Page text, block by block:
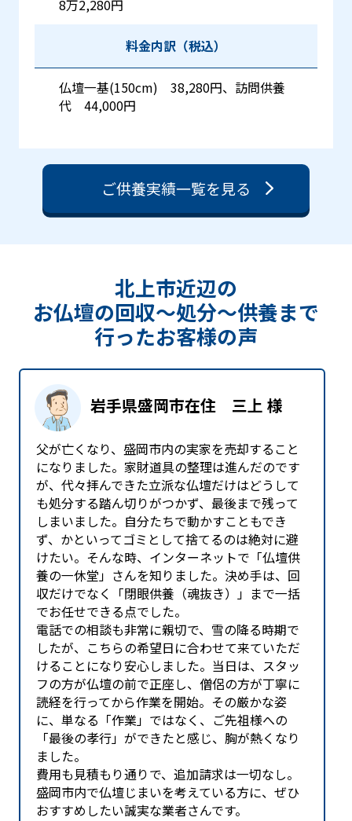
8万2,280円
料金内訳（税込）
仏壇一基(150cm) 38,280円、訪問供養
代 44,000円
ご供養実績一覧を見る
北上市近辺の
お仏壇の回収〜処分〜供養まで
行ったお客様の声
岩手県盛岡市在住 三上 様
父が亡くなり、盛岡市内の実家を売却すること
になりました。家財道具の整理は進んだのです
が、代々拝んできた立派な仏壇だけはどうして
も処分する踏ん切りがつかず、最後まで残って
しまいました。自分たちで動かすこともでき
ず、かといってゴミとして捨てるのは絶対に避
けたい。そんな時、インターネットで「仏壇供
養の一休堂」さんを知りました。決め手は、回
収だけでなく「閉眼供養（魂抜き）」まで一括
でお任せできる点でした。
電話での相談も非常に親切で、雪の降る時期で
したが、こちらの希望日に合わせて来ていただ
けることになり安心しました。当日は、スタッ
フの方が仏壇の前で正座し、僧侶の方が丁寧に
読経を行ってから作業を開始。その厳かな姿
に、単なる「作業」ではなく、ご先祖様への
「最後の孝行」ができたと感じ、胸が熱くなり
ました。
費用も見積もり通りで、追加請求は一切なし。
盛岡市内で仏壇じまいを考えている方に、ぜひ
おすすめしたい誠実な業者さんです。